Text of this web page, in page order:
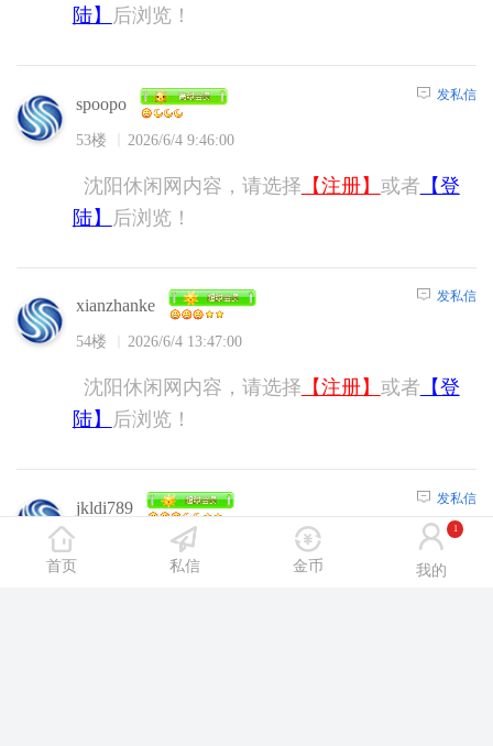
陆】
后浏览！
spoopo
53楼 2026/6/4 9:46:00
发私信
沈阳休闲网内容，请选择 【注册】 或者 【登
陆】
后浏览！
xianzhanke
54楼 2026/6/4 13:47:00
发私信
沈阳休闲网内容，请选择 【注册】 或者 【登
陆】
后浏览！
jkldi789
2026/6/4 16:49:00
发私信
首页 私信 金币 我的
1